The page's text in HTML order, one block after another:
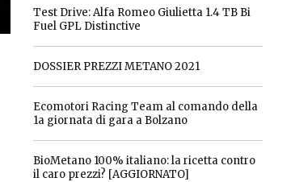
Test Drive: Alfa Romeo Giulietta 1.4 TB Bi
Fuel GPL Distinctive
DOSSIER PREZZI METANO 2021
Ecomotori Racing Team al comando della
1a giornata di gara a Bolzano
BioMetano 100% italiano: la ricetta contro
il caro prezzi? [AGGIORNATO]